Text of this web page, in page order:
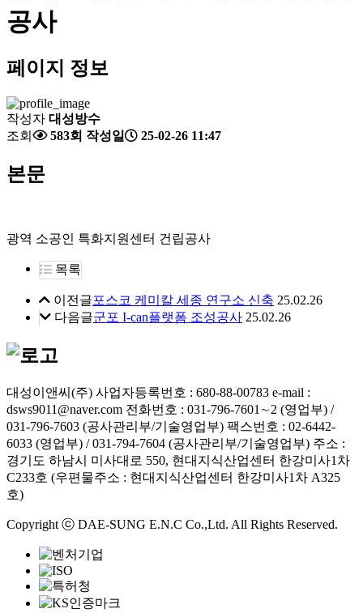
공사
페이지 정보
작성자 대성방수
조회
583회 작성일 25-02-26 11:47
본문
광역 소공인 특화지원센터 건립공사
목록
이전글포스코 케미칼 세종 연구소 신축 25.02.26
다음글군포 I-can플랫폼 조성공사 25.02.26
대성이앤씨(주) 사업자등록번호 : 680-88-00783 e-mail :
dsws9011@naver.com 전화번호 : 031-796-7601∼2 (영업부) /
031-796-7603 (공사관리부/기술영업부) 팩스번호 : 02-6442-
6033 (영업부) / 031-794-7604 (공사관리부/기술영업부) 주소 :
경기도 하남시 미사대로 550, 현대지식산업센터 한강미사1차
C233호 (우편물주소 : 현대지식산업센터 한강미사1차 A325
호)
Copyright ⓒ DAE-SUNG E.N.C Co.,Ltd. All Rights Reserved.